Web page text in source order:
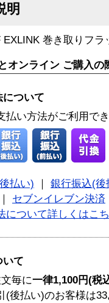
明
EXLINK 巻き取りフ
オンライン ご購入の
について
払い方法がご利用で
払い)
銀行振込(後
セブンイレブン決済
について詳しくはこ
いて
毎に一律1,100円(税
(後払い)のお客様は